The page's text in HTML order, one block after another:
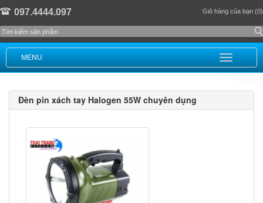
097.4444.097 Giỏ hàng của bạn (0)
MENU
Đèn pin xách tay Halogen 55W chuyên dụng